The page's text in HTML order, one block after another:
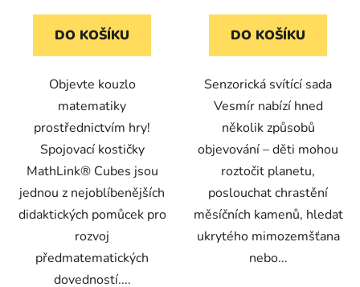
DO KOŠÍKU
Objevte kouzlo
matematiky
prostřednictvím hry!
Spojovací kostičky
MathLink® Cubes jsou
jednou z nejoblíbenějších
didaktických pomůcek pro
rozvoj
předmatematických
dovedností....
DO KOŠÍKU
Senzorická svítící sada
Vesmír nabízí hned
několik způsobů
objevování – děti mohou
roztočit planetu,
poslouchat chrastění
měsíčních kamenů, hledat
ukrytého mimozemšťana
nebo...